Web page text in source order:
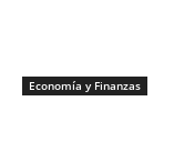
Economía y Finanzas